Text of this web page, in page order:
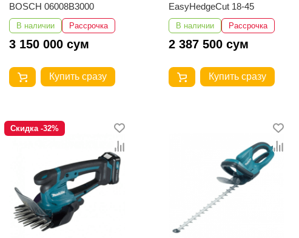
BOSCH 06008B3000
В наличии Рассрочка
3 150 000 сум
Купить сразу
EasyHedgeCut 18-45
В наличии Рассрочка
2 387 500 сум
Купить сразу
Скидка -32%